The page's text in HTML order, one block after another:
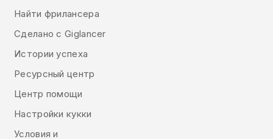
Найти фрилансера
Сделано с Giglancer
Истории успеха
Ресурсный центр
Центр помощи
Настройки кукки
Условия и